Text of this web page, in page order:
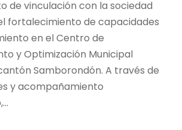
de vinculación con la sociedad
fortalecimiento de capacidades
en el Centro de
y Optimización Municipal
Samborondón. A través de
y acompañamiento